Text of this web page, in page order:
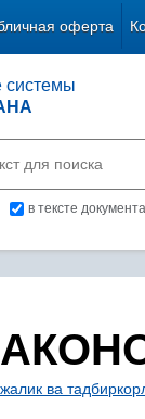
оферта
системы
в тексте документа
ва